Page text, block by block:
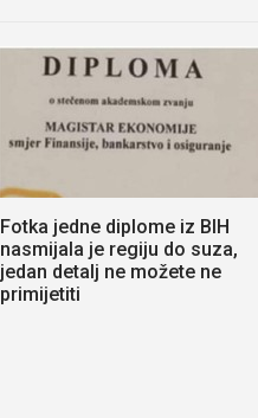
Fotka jedne diplome iz BIH
nasmijala je regiju do suza,
jedan detalj ne možete ne
primijetiti